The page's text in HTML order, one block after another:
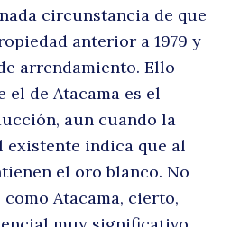
circunstancia de que
anterior a 1979 y
arrendamiento. Ello
de Atacama es el
aun cuando la
indica que al
el oro blanco. No
Atacama, cierto,